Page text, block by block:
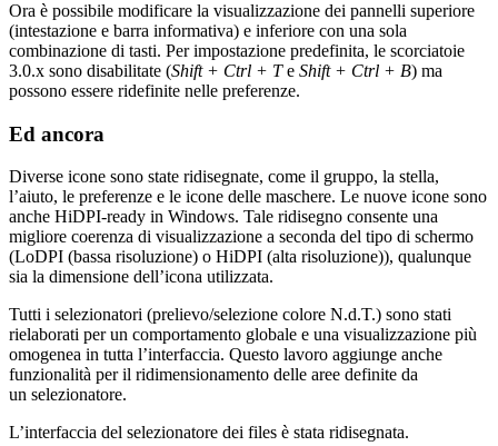
Ora è possibile modificare la visualizzazione dei pannelli superiore
(intestazione e barra informativa) e inferiore con una sola
combinazione di tasti. Per impostazione predefinita, le scorciatoie
3.0.x sono disabilitate (Shift + Ctrl + Te Shift + Ctrl + B) ma
possono essere ridefinite nelle preferenze.
Ed ancora
Diverse icone sono state ridisegnate, come il gruppo, la stella,
l’aiuto, le preferenze e le icone delle maschere. Le nuove icone sono
anche HiDPI-ready in Windows. Tale ridisegno consente una
migliore coerenza di visualizzazione a seconda del tipo di schermo
(LoDPI (bassa risoluzione) o HiDPI (alta risoluzione)), qualunque
sia la dimensione dell’icona utilizzata.
Tutti i selezionatori (prelievo/selezione colore N.d.T.) sono stati
rielaborati per un comportamento globale e una visualizzazione più
omogenea in tutta l’interfaccia. Questo lavoro aggiunge anche
funzionalità per il ridimensionamento delle aree definite da
un selezionatore.
L’interfaccia del selezionatore dei files è stata ridisegnata.